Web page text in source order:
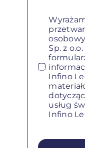
Sp. z
Infino
usług
Infino